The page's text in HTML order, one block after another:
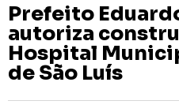
Prefeito
autoriza
Hospital
de São Luís